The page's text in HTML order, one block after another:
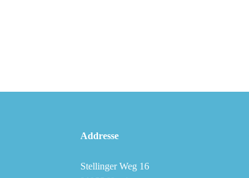
Addresse
Stellinger Weg 16